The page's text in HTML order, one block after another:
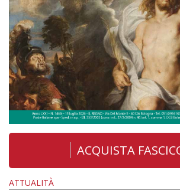
ACQUISTA
ATTUALITÀ